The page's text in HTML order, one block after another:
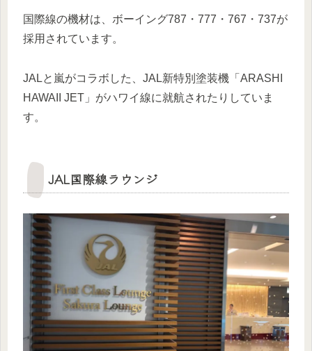
国際線の機材は、ボーイング787・777・767・737が
採用されています。
JALと嵐がコラボした、JAL新特別塗装機「ARASHI
HAWAII JET」がハワイ線に就航されたりしていま
す。
JAL国際線ラウンジ